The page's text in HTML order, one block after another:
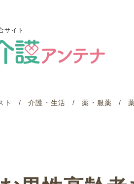
サイト
サイト
ト 介護・生活 薬・服薬